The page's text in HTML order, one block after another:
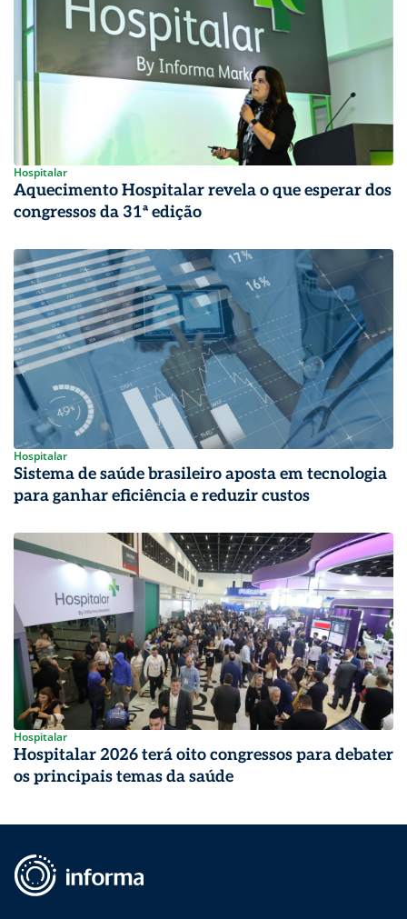
Hospitalar
Aquecimento Hospitalar revela o que esperar dos
congressos da 31ª edição
Hospitalar
Sistema de saúde brasileiro aposta em tecnologia
para ganhar eficiência e reduzir custos
Hospitalar
Hospitalar 2026 terá oito congressos para debater
os principais temas da saúde